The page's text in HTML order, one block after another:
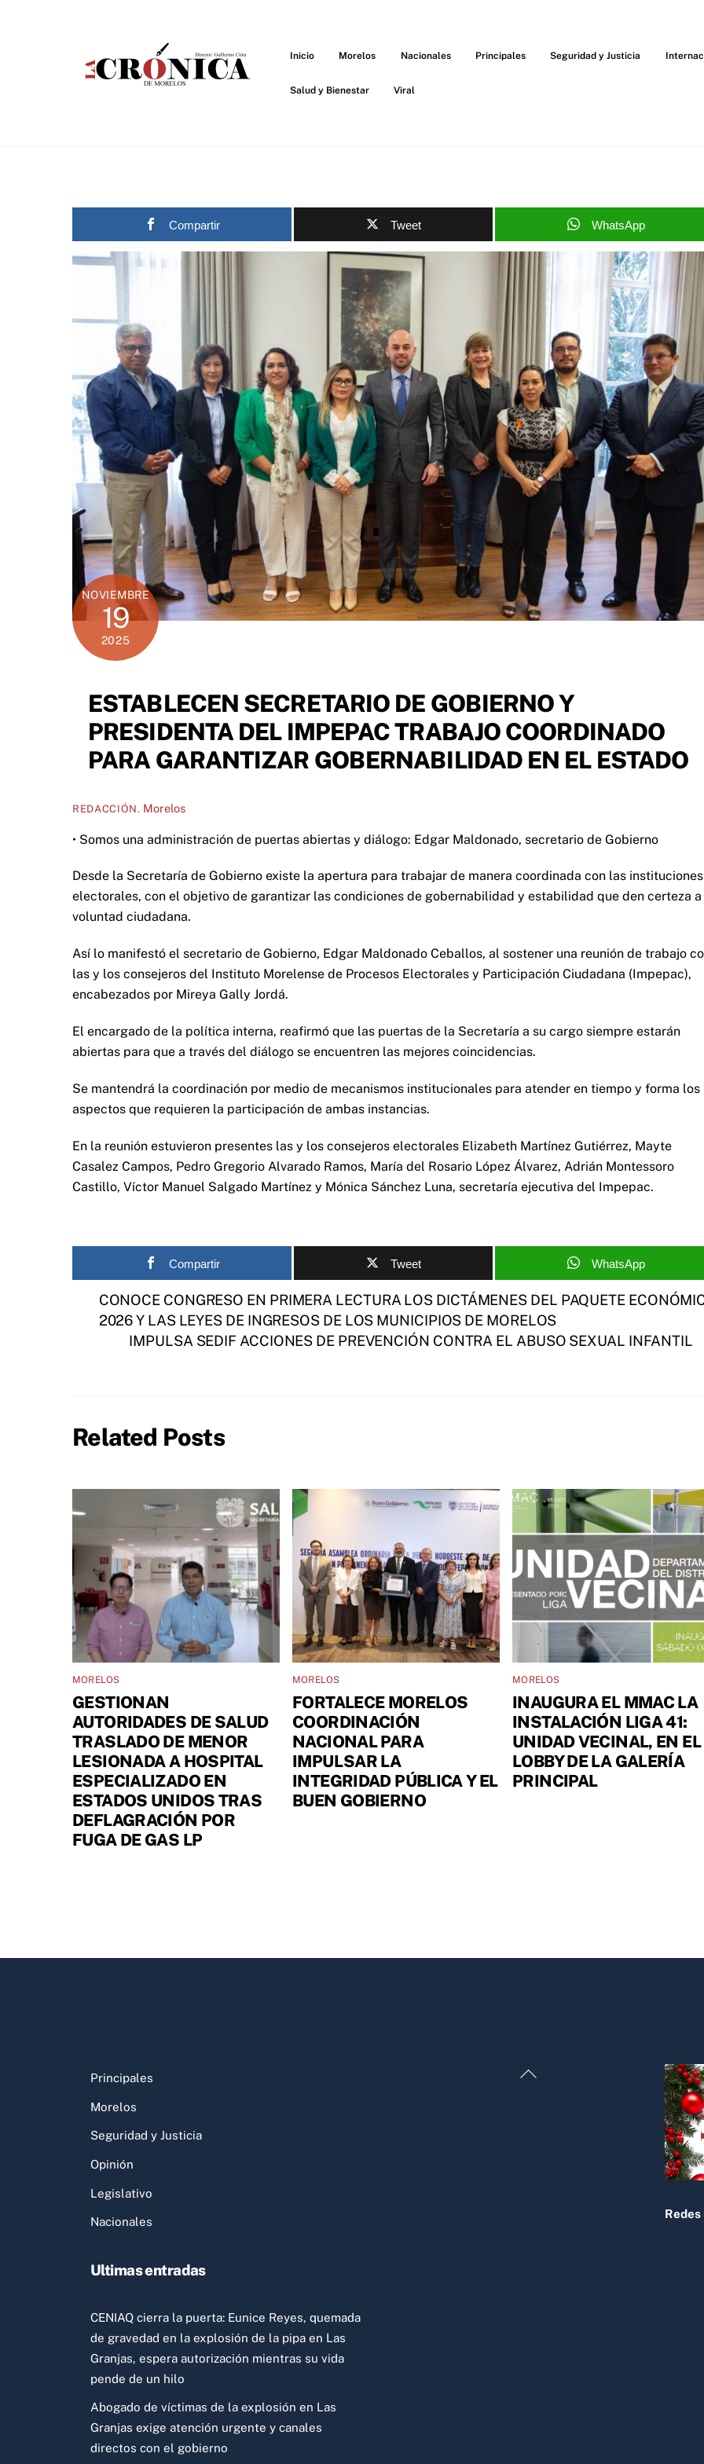
Inicio Morelos Nacionales Principales Seguridad y Justicia
Salud y Bienestar Viral
Compartir Tweet WhatsApp
NOVIEMBRE
19
2025
ESTABLECEN SECRETARIO DE GOBIERNO Y
PRESIDENTA DEL IMPEPAC TRABAJO COORDINADO
PARA GARANTIZAR GOBERNABILIDAD EN EL ESTADO
REDACCIÓN. Morelos
• Somos una administración de puertas abiertas y diálogo: Edgar Maldonado, secretario de Gobierno
Desde la Secretaría de Gobierno existe la apertura para trabajar de manera coordinada con las instituciones
electorales, con el objetivo de garantizar las condiciones de gobernabilidad y estabilidad que den certeza
voluntad ciudadana.
Así lo manifestó el secretario de Gobierno, Edgar Maldonado Ceballos, al sostener una reunión de trabajo
las y los consejeros del Instituto Morelense de Procesos Electorales y Participación Ciudadana (Impepac),
encabezados por Mireya Gally Jordá.
El encargado de la política interna, reafirmó que las puertas de la Secretaría a su cargo siempre estarán
abiertas para que a través del diálogo se encuentren las mejores coincidencias.
Se mantendrá la coordinación por medio de mecanismos institucionales para atender en tiempo y forma los
aspectos que requieren la participación de ambas instancias.
En la reunión estuvieron presentes las y los consejeros electorales Elizabeth Martínez Gutiérrez, Mayte
Casalez Campos, Pedro Gregorio Alvarado Ramos, María del Rosario López Álvarez, Adrián Montessoro
Castillo, Víctor Manuel Salgado Martínez y Mónica Sánchez Luna, secretaría ejecutiva del Impepac.
Compartir Tweet WhatsApp
CONOCE CONGRESO EN PRIMERA LECTURA LOS DICTÁMENES DEL PAQUETE
2026 Y LAS LEYES DE INGRESOS DE LOS MUNICIPIOS DE MORELOS
IMPULSA SEDIF ACCIONES DE PREVENCIÓN CONTRA EL ABUSO SEXUAL INFANTIL
Related Posts
MORELOS
GESTIONAN
AUTORIDADES DE SALUD
TRASLADO DE MENOR
LESIONADA A HOSPITAL
ESPECIALIZADO EN
ESTADOS UNIDOS TRAS
DEFLAGRACIÓN POR
FUGA DE GAS LP
MORELOS
FORTALECE MORELOS
COORDINACIÓN
NACIONAL PARA
IMPULSAR LA
INTEGRIDAD PÚBLICA Y EL
BUEN GOBIERNO
MORELOS
INAUGURA EL MMAC LA
INSTALACIÓN LIGA 41:
UNIDAD VECINAL, EN EL
LOBBY DE LA GALERÍA
PRINCIPAL
Back
Principales
Morelos
Seguridad y Justicia
Opinión
Legislativo
Nacionales
Ultimas entradas
CENIAQ cierra la puerta: Eunice Reyes, quemada
de gravedad en la explosión de la pipa en Las
Granjas, espera autorización mientras su vida
pende de un hilo
Abogado de víctimas de la explosión en Las
Granjas exige atención urgente y canales
directos con el gobierno